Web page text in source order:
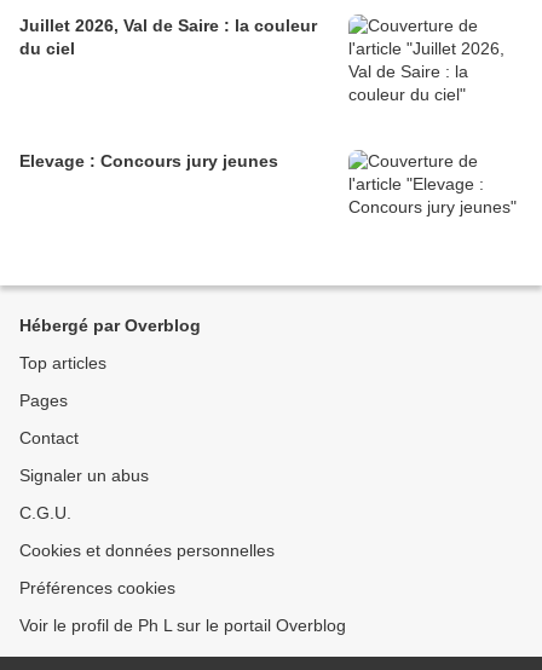
Juillet 2026, Val de Saire : la couleur
du ciel
Elevage : Concours jury jeunes
Hébergé par Overblog
Top articles
Pages
Contact
Signaler un abus
C.G.U.
Cookies et données personnelles
Préférences cookies
Voir le profil de Ph L sur le portail Overblog